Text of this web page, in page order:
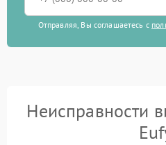
Отправляя, Вы соглашаетесь с
Неисправности